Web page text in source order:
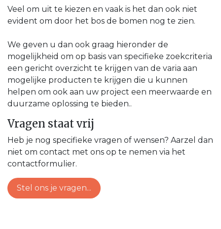
Veel om uit te kiezen en vaak is het dan ook niet
evident om door het bos de bomen nog te zien.
We geven u dan ook graag hieronder de
mogelijkheid om op basis van specifieke zoekcriteria
een gericht overzicht te krijgen van de varia aan
mogelijke producten te krijgen die u kunnen
helpen om ook aan uw project een meerwaarde en
duurzame oplossing te bieden..
Vragen staat vrij
Heb je nog specifieke vragen of wensen? Aarzel dan
niet om contact met ons op te nemen via het
contactformulier.
Stel ons je vragen...